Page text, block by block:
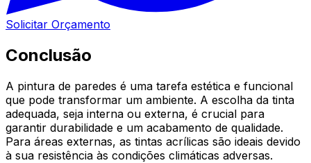
Solicitar Orçamento
Conclusão
A pintura de paredes é uma tarefa estética e funcional
que pode transformar um ambiente. A escolha da tinta
adequada, seja interna ou externa, é crucial para
garantir durabilidade e um acabamento de qualidade.
Para áreas externas, as tintas acrílicas são ideais devido
à sua resistência às condições climáticas adversas.